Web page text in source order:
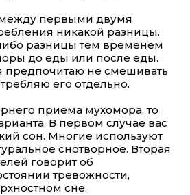
первыми двумя
никакой разницы.
разницы тем временем
до еды или после еды.
предпочитаю не смешивать
его отдельно.
приема мухомора, то
В первом случае вас
сон. Многие используют
снотворное. Вторая
говорит об
тревожности,
сне.